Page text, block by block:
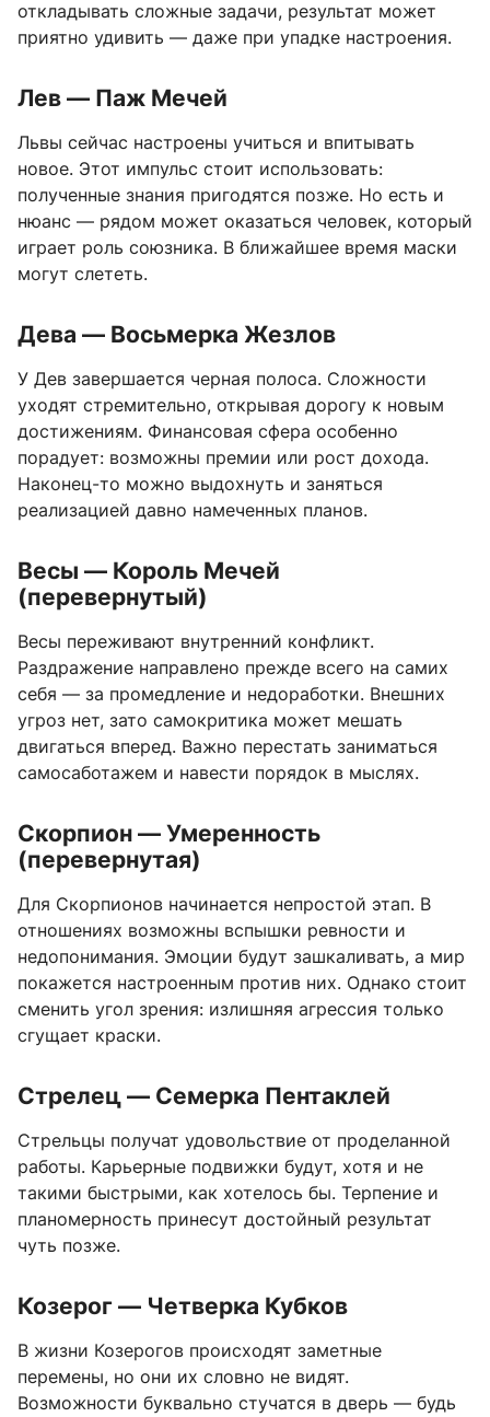
откладывать сложные задачи, результат может
приятно удивить — даже при упадке настроения.
Лев — Паж Мечей
Львы сейчас настроены учиться и впитывать
новое. Этот импульс стоит использовать:
полученные знания пригодятся позже. Но есть и
нюанс — рядом может оказаться человек, который
играет роль союзника. В ближайшее время маски
могут слететь.
Дева — Восьмерка Жезлов
У Дев завершается черная полоса. Сложности
уходят стремительно, открывая дорогу к новым
достижениям. Финансовая сфера особенно
порадует: возможны премии или рост дохода.
Наконец-то можно выдохнуть и заняться
реализацией давно намеченных планов.
Весы — Король Мечей
(перевернутый)
Весы переживают внутренний конфликт.
Раздражение направлено прежде всего на самих
себя — за промедление и недоработки. Внешних
угроз нет, зато самокритика может мешать
двигаться вперед. Важно перестать заниматься
самосаботажем и навести порядок в мыслях.
Скорпион — Умеренность
(перевернутая)
Для Скорпионов начинается непростой этап. В
отношениях возможны вспышки ревности и
недопонимания. Эмоции будут зашкаливать, а мир
покажется настроенным против них. Однако стоит
сменить угол зрения: излишняя агрессия только
сгущает краски.
Стрелец — Семерка Пентаклей
Стрельцы получат удовольствие от проделанной
работы. Карьерные подвижки будут, хотя и не
такими быстрыми, как хотелось бы. Терпение и
планомерность принесут достойный результат
чуть позже.
Козерог — Четверка Кубков
В жизни Козерогов происходят заметные
перемены, но они их словно не видят.
Возможности буквально стучатся в дверь — будь